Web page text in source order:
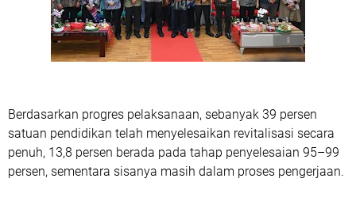
Berdasarkan progres pelaksanaan, sebanyak 39 persen
satuan pendidikan telah menyelesaikan revitalisasi secara
penuh, 13,8 persen berada pada tahap penyelesaian 95–99
persen, sementara sisanya masih dalam proses pengerjaan.